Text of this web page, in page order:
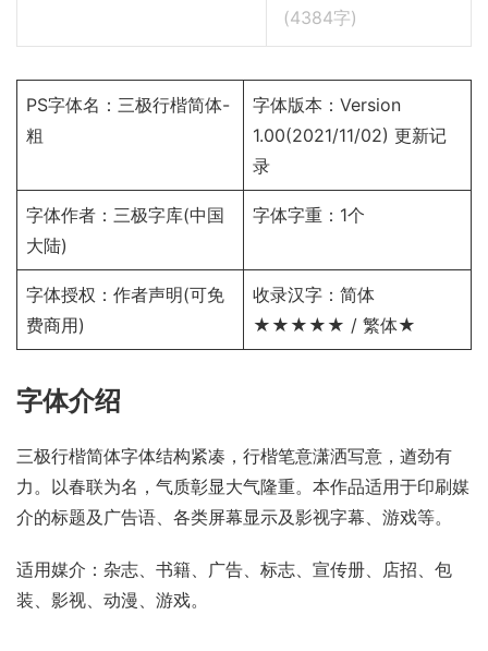
(4384字)
PS字体名：三极行楷简体-
粗
字体版本：Version
1.00(2021/11/02) 更新记
录
字体作者： 三极字库(中国
大陆)
字体字重：1个
字体授权： 作者声明(可免
费商用)
收录汉字：简体
★★★★★ / 繁体★
字体介绍
三极行楷简体字体结构紧凑，行楷笔意潇洒写意，遒劲有
力。以春联为名，气质彰显大气隆重。本作品适用于印刷媒
介的标题及广告语、各类屏幕显示及影视字幕、游戏等。
适用媒介：杂志、书籍、广告、标志、宣传册、店招、包
装、影视、动漫、游戏。